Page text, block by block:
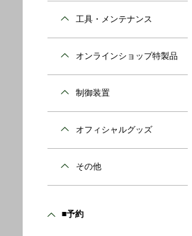
工具・メンテナンス
オンラインショップ特製品
制御装置
オフィシャルグッズ
その他
■予約